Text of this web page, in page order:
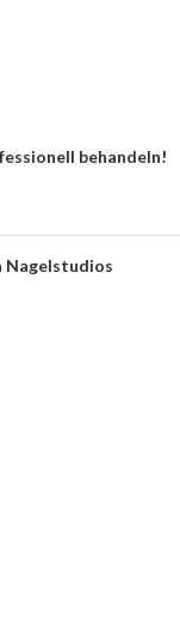
behandeln!
Nagelstudios